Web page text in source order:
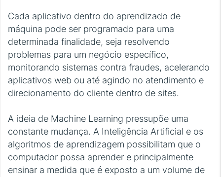
Cada aplicativo dentro do aprendizado de
máquina pode ser programado para uma
determinada finalidade, seja resolvendo
problemas para um negócio específico,
monitorando sistemas contra fraudes, acelerando
aplicativos web ou até agindo no atendimento e
direcionamento do cliente dentro de sites.
A ideia de Machine Learning pressupõe uma
constante mudança. A Inteligência Artificial e os
algoritmos de aprendizagem possibilitam que o
computador possa aprender e principalmente
ensinar a medida que é exposto a um volume de